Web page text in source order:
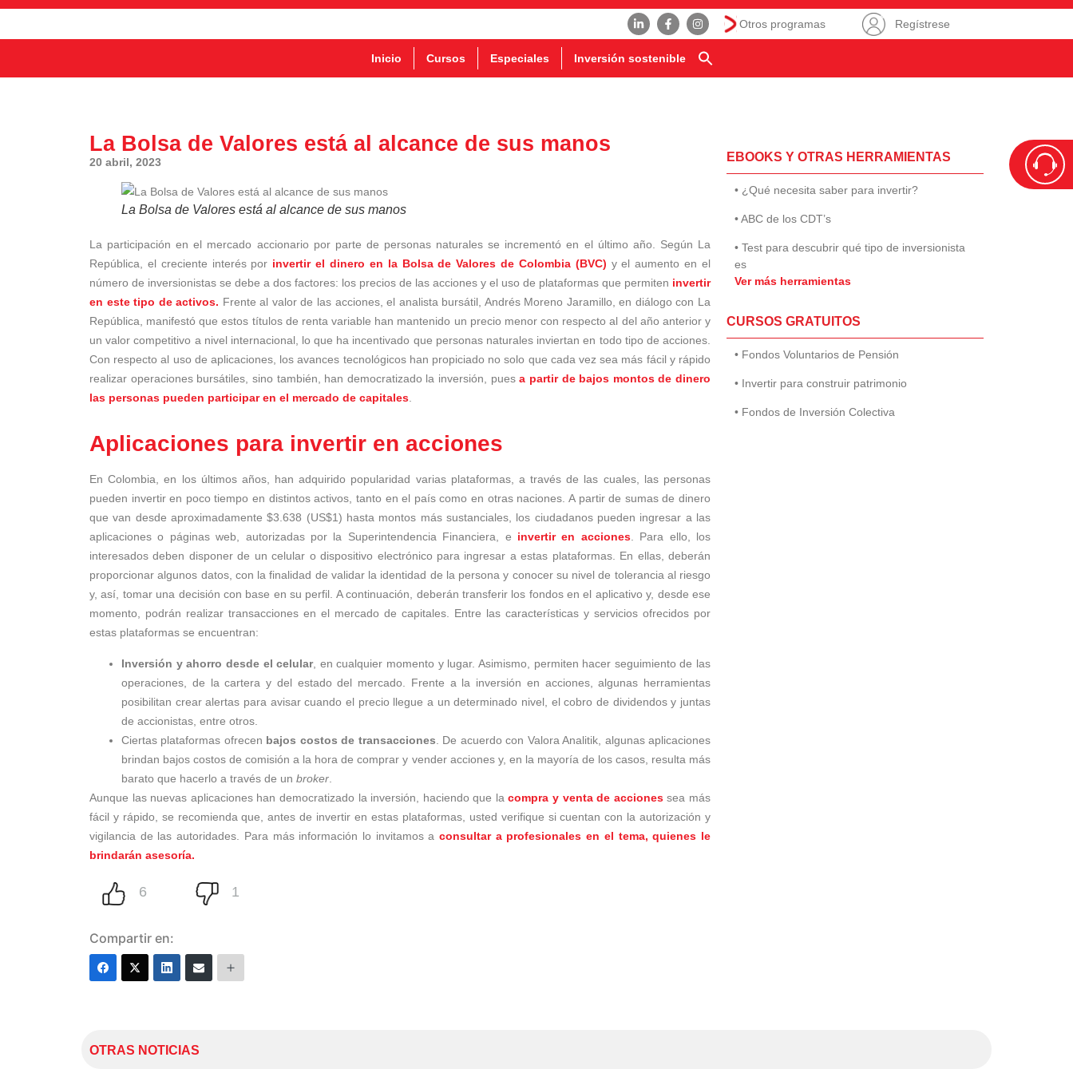
Otros programas Regístrese
Inicio Cursos Especiales Inversión sostenible
La Bolsa de Valores está al alcance de sus manos
20 abril, 2023
La Bolsa de Valores está al alcance de sus manos
La participación en el mercado accionario por parte de personas naturales se incrementó en el último año. Según La
República, el creciente interés por invertir el dinero en la Bolsa de Valores de Colombia (BVC) y el aumento en el
número de inversionistas se debe a dos factores: los precios de las acciones y el uso de plataformas que permiten invertir
en este tipo de activos. Frente al valor de las acciones, el analista bursátil, Andrés Moreno Jaramillo, en diálogo con La
República, manifestó que estos títulos de renta variable han mantenido un precio menor con respecto al del año anterior y
un valor competitivo a nivel internacional, lo que ha incentivado que personas naturales inviertan en todo tipo de acciones.
Con respecto al uso de aplicaciones, los avances tecnológicos han propiciado no solo que cada vez sea más fácil y rápido
realizar operaciones bursátiles, sino también, han democratizado la inversión, puesa partir de bajos montos de dinero
las personas pueden participar en el mercado de capitales
Aplicaciones para invertir en acciones
En Colombia, en los últimos años, han adquirido popularidad varias plataformas, a través de las cuales, las personas
pueden invertir en poco tiempo en distintos activos, tanto en el país como en otras naciones. A partir de sumas de dinero
que van desde aproximadamente $3.638 (US$1) hasta montos más sustanciales, los ciudadanos pueden ingresar a las
aplicaciones o páginas web, autorizadas por la Superintendencia Financiera, e invertir en acciones. Para ello, los
interesados deben disponer de un celular o dispositivo electrónico para ingresar a estas plataformas. En ellas, deberán
proporcionar algunos datos, con la finalidad de validar la identidad de la persona y conocer su nivel de tolerancia al riesgo
y, así, tomar una decisión con base en su perfil. A continuación, deberán transferir los fondos en el aplicativo y, desde ese
momento, podrán realizar transacciones en el mercado de capitales. Entre las características y servicios ofrecidos por
estas plataformas se encuentran:
Inversión y ahorro desde el celular, en cualquier momento y lugar. Asimismo, permiten hacer seguimiento de las
operaciones, de la cartera y del estado del mercado. Frente a la inversión en acciones, algunas herramientas
posibilitan crear alertas para avisar cuando el precio llegue a un determinado nivel, el cobro de dividendos y juntas
de accionistas, entre otros.
Ciertas plataformas ofrecen bajos costos de transacciones . De acuerdo con Valora Analitik, algunas aplicaciones
brindan bajos costos de comisión a la hora de comprar y vender acciones y, en la mayoría de los casos, resulta más
barato que hacerlo a través de un broker
Aunque las nuevas aplicaciones han democratizado la inversión, haciendo que lacompra y venta de accionessea más
fácil y rápido, se recomienda que, antes de invertir en estas plataformas, usted verifique si cuentan con la autorización y
vigilancia de las autoridades. Para más información lo invitamos a consultar a profesionales en el tema, quienes le
brindarán asesoría.
Compartir en:
EBOOKS Y OTRAS HERRAMIENTAS
• ¿Qué necesita saber para invertir?
• ABC de los CDT’s
• Test para descubrir qué tipo de inversionista
es
Ver más herramientas
CURSOS GRATUITOS
• Fondos Voluntarios de Pensión
• Invertir para construir patrimonio
• Fondos de Inversión Colectiva
OTRAS NOTICIAS